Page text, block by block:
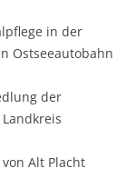
in der
Ostseeautobahn
der
Alt Placht